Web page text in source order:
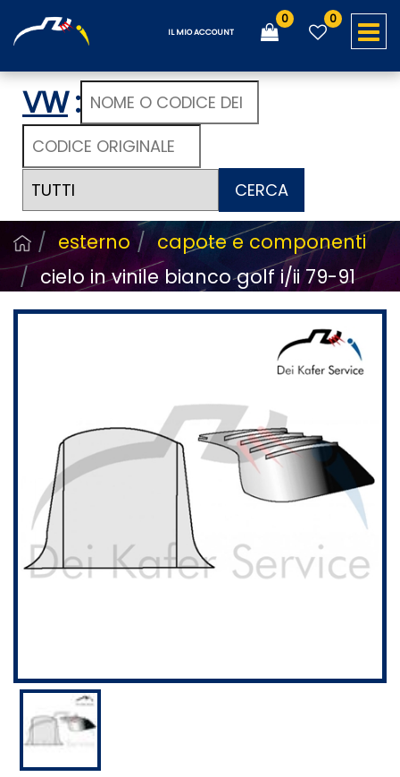
IL MIO ACCOUNT
0 0
VW:
CERCA
esterno
capote e componenti
cielo in vinile bianco golf i/ii 79-91